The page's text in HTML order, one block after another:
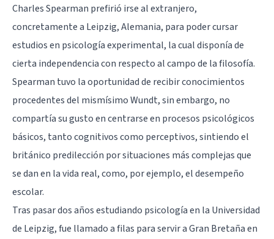
Charles Spearman prefirió irse al extranjero,
concretamente a Leipzig, Alemania, para poder cursar
estudios en psicología experimental, la cual disponía de
cierta independencia con respecto al campo de la filosofía.
Spearman tuvo la oportunidad de recibir conocimientos
procedentes del mismísimoWundt, sin embargo, no
compartía su gusto en centrarse en procesos psicológicos
básicos, tanto cognitivos como perceptivos, sintiendo el
británico predilección por situaciones más complejas que
se dan en la vida real, como, por ejemplo, el desempeño
escolar.
Tras pasar dos años estudiando psicología en la Universidad
de Leipzig, fue llamado a filas para servir a Gran Bretaña en